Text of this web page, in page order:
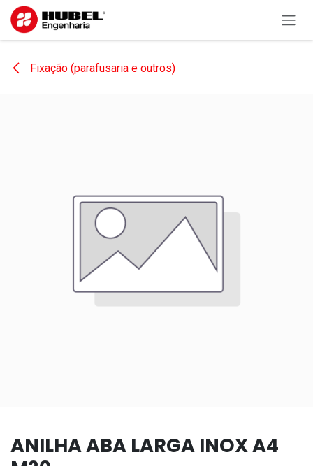
Pular para o conteúdo
Fixação (parafusaria e outros)
ANILHA ABA LARGA INOX A4